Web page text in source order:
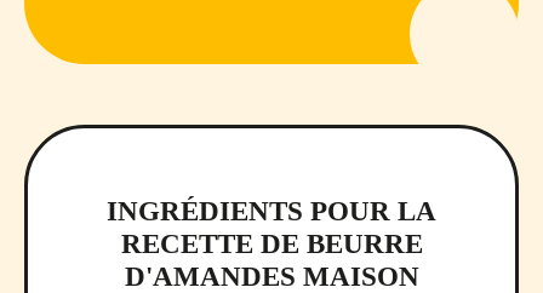
INGRÉDIENTS POUR LA
RECETTE DE BEURRE
D'AMANDES MAISON